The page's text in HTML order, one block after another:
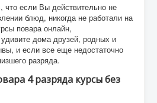
что если Вы действительно не
блюд, никогда не работали на
повара онлайн,
дома друзей, родных и
и если все еще недостаточно
разряда.
4 разряда курсы без